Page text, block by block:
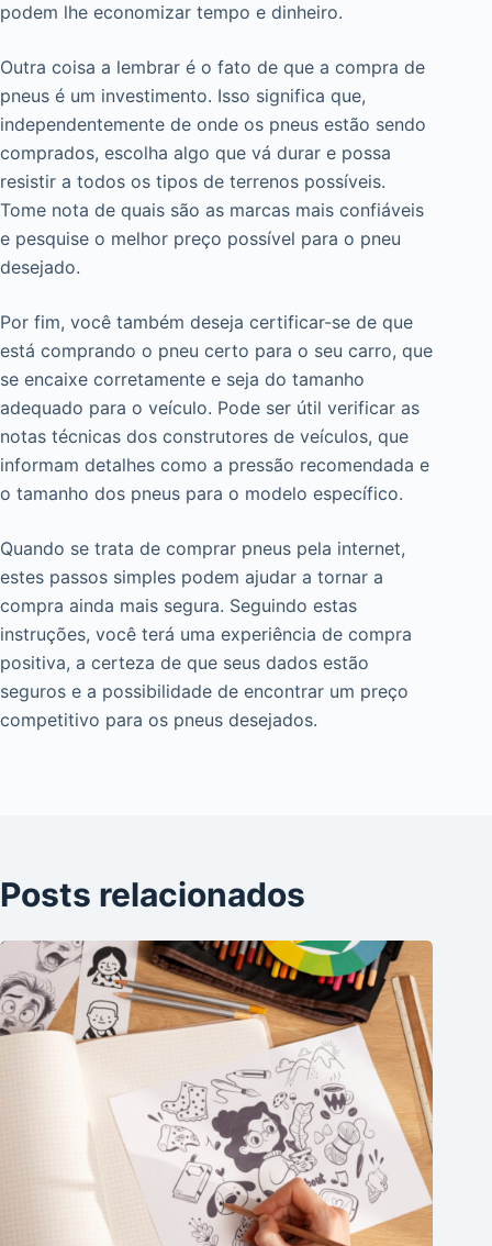
podem lhe economizar tempo e dinheiro.
Outra coisa a lembrar é o fato de que a compra de
pneus é um investimento. Isso significa que,
independentemente de onde os pneus estão sendo
comprados, escolha algo que vá durar e possa
resistir a todos os tipos de terrenos possíveis.
Tome nota de quais são as marcas mais confiáveis
e pesquise o melhor preço possível para o pneu
desejado.
Por fim, você também deseja certificar-se de que
está comprando o pneu certo para o seu carro, que
se encaixe corretamente e seja do tamanho
adequado para o veículo. Pode ser útil verificar as
notas técnicas dos construtores de veículos, que
informam detalhes como a pressão recomendada e
o tamanho dos pneus para o modelo específico.
Quando se trata de comprar pneus pela internet,
estes passos simples podem ajudar a tornar a
compra ainda mais segura. Seguindo estas
instruções, você terá uma experiência de compra
positiva, a certeza de que seus dados estão
seguros e a possibilidade de encontrar um preço
competitivo para os pneus desejados.
Posts relacionados